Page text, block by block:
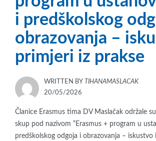
i predškolskog
obrazovanja –
primjeri iz prakse
WRITTEN BY TIHANAMASLACAK
POSTED
20/05/2026
Članice Erasmus tima DV Maslačak održale
skup pod nazivom “Erasmus + program u
predškolskog odgoja i obrazovanja – iskustvo